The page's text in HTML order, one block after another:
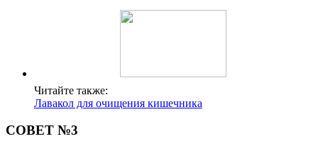
Читайте также:
Лавакол для очищения кишечника
СОВЕТ №3